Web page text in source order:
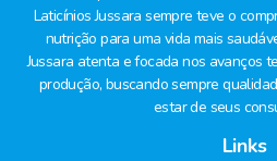
Laticínios Jussara sempre teve o
nutrição para uma vida mais
Jussara atenta e focada nos avanços
produção, buscando sempre
estar de seus
Links